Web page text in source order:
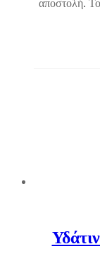
αποστολή.